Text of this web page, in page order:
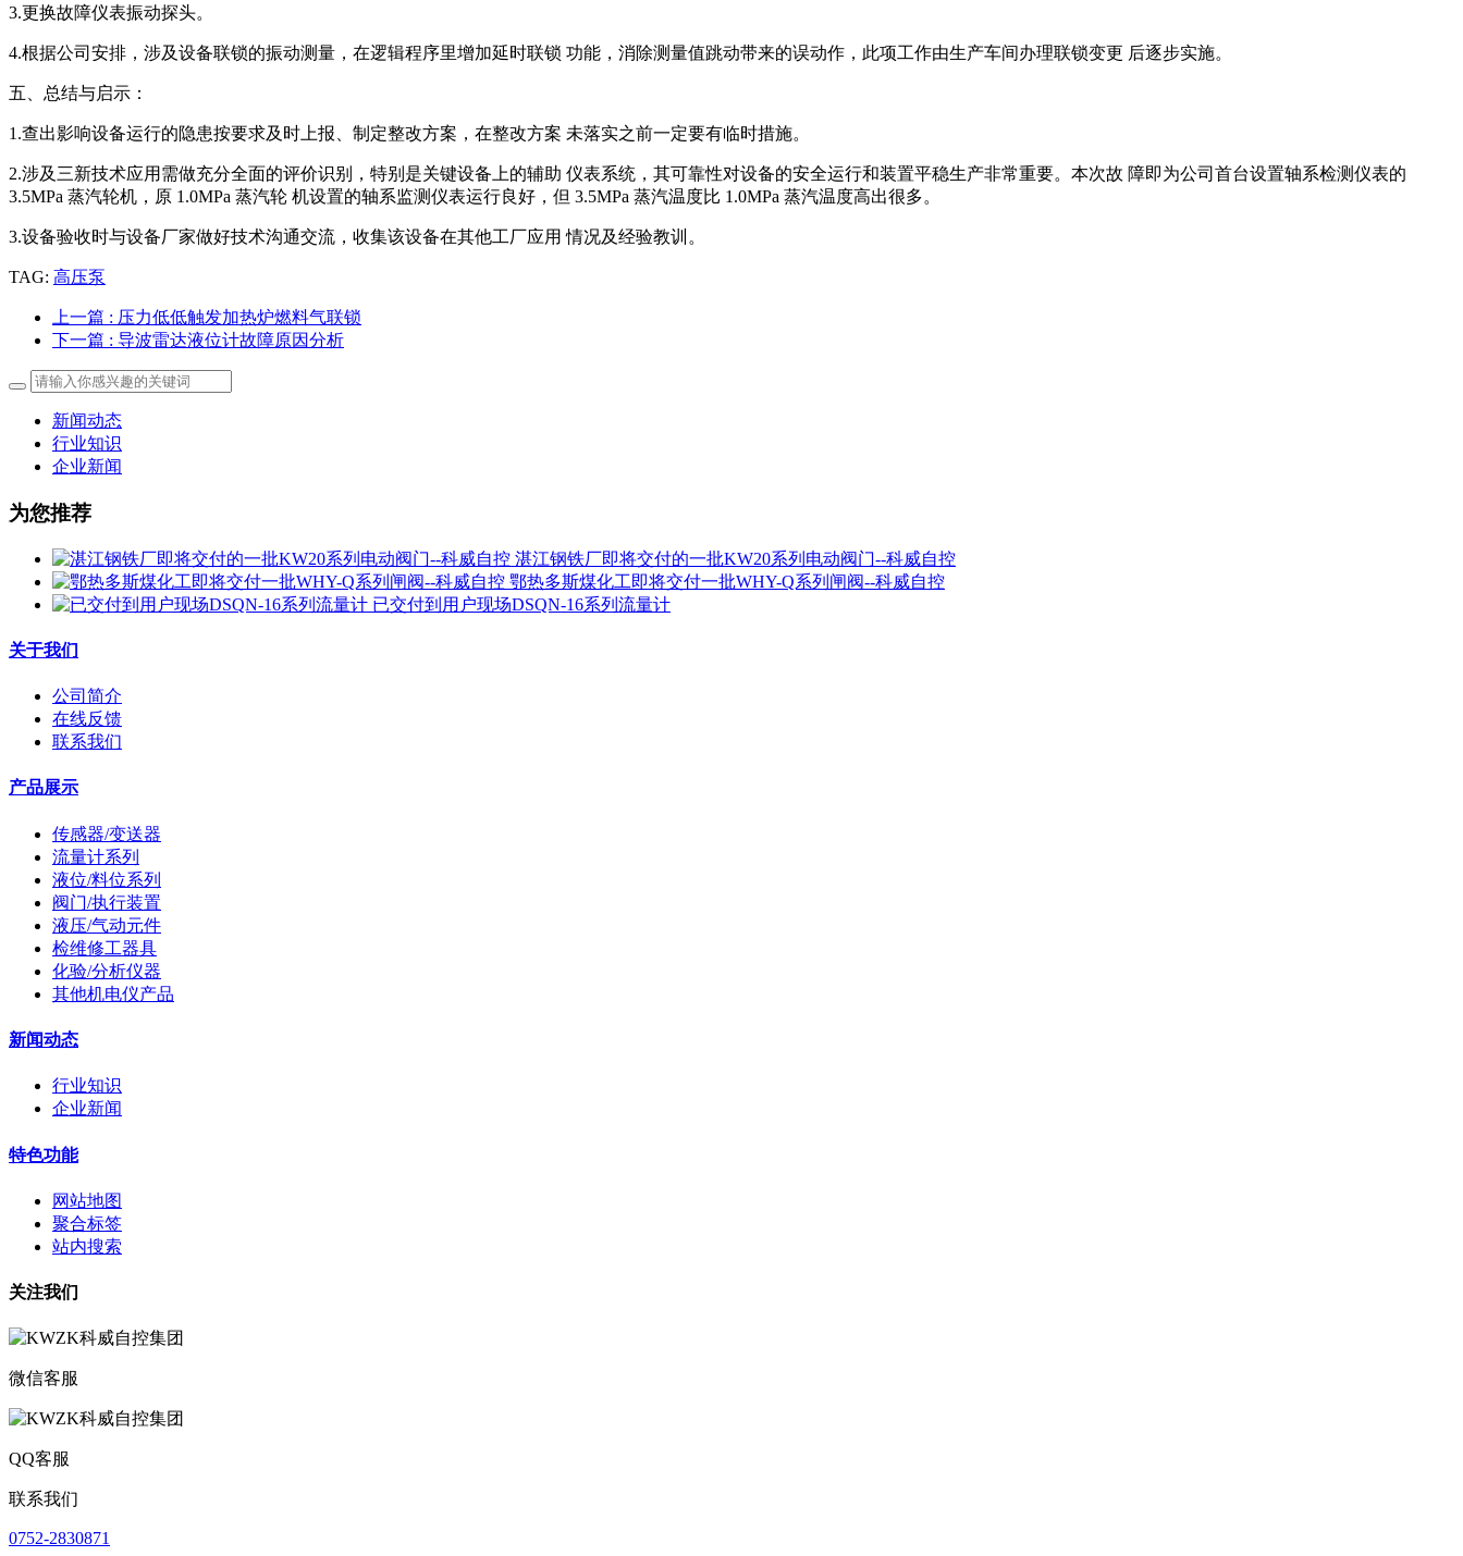
3.更换故障仪表振动探头。
4.根据公司安排，涉及设备联锁的振动测量，在逻辑程序里增加延时联锁 功能，消除测量值跳动带来的误动作，此项工作由生产车间办理联锁变更 后逐步实施。
五、总结与启示：
1.查出影响设备运行的隐患按要求及时上报、制定整改方案，在整改方案 未落实之前一定要有临时措施。
2.涉及三新技术应用需做充分全面的评价识别，特别是关键设备上的辅助 仪表系统，其可靠性对设备的安全运行和装置平稳生产非常重要。本次故 障即为公司首台设置轴系检测仪表的
3.5MPa 蒸汽轮机，原 1.0MPa 蒸汽轮 机设置的轴系监测仪表运行良好，但 3.5MPa 蒸汽温度比 1.0MPa 蒸汽温度高出很多。
3.设备验收时与设备厂家做好技术沟通交流，收集该设备在其他工厂应用 情况及经验教训。
TAG: 高压泵
上一篇 : 压力低低触发加热炉燃料气联锁
下一篇 : 导波雷达液位计故障原因分析
新闻动态
行业知识
企业新闻
为您推荐
湛江钢铁厂即将交付的一批KW20系列电动阀门--科威自控
鄂热多斯煤化工即将交付一批WHY-Q系列闸阀--科威自控
已交付到用户现场DSQN-16系列流量计
关于我们
公司简介
在线反馈
联系我们
产品展示
传感器/变送器
流量计系列
液位/料位系列
阀门/执行装置
液压/气动元件
检维修工器具
化验/分析仪器
其他机电仪产品
新闻动态
行业知识
企业新闻
特色功能
网站地图
聚合标签
站内搜索
关注我们
微信客服
QQ客服
联系我们
0752-2830871